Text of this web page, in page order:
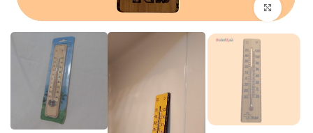
برای بزرگنمایی کلیک کنید